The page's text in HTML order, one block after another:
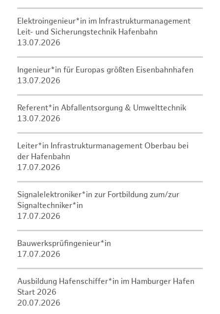
Elektroingenieur*in im Infrastrukturmanagement
Leit- und Sicherungstechnik Hafenbahn
13.07.2026
Ingenieur*in für Europas größten Eisenbahnhafen
13.07.2026
Referent*in Abfallentsorgung & Umwelttechnik
13.07.2026
Leiter*in Infrastrukturmanagement Oberbau bei
der Hafenbahn
17.07.2026
Signalelektroniker*in zur Fortbildung zum/zur
Signaltechniker*in
17.07.2026
Bauwerksprüfingenieur*in
17.07.2026
Ausbildung Hafenschiffer*in im Hamburger Hafen
Start 2026
20.07.2026